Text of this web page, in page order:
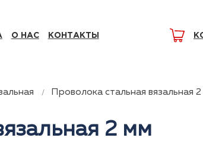
О НАС КОНТАКТЫ
Проволока стальная вязальная
2 мм